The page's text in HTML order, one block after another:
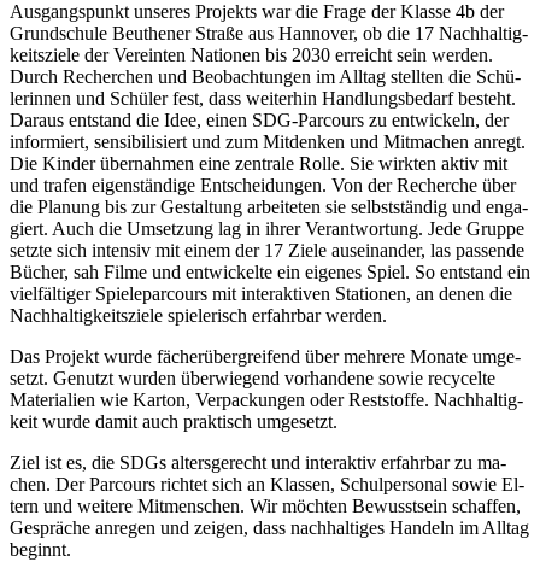
Aus­gangs­punkt un­se­res Pro­jekts war die Fra­ge der Klas­se 4b der
Grund­schu­le Beu­the­ner Stra­ße aus Han­no­ver, ob die 17 Nach­hal­tig­
keits­zie­le der Ver­ein­ten Na­tio­nen bis 2030 er­reicht sein wer­den.
Durch Re­cher­chen und Be­ob­ach­tun­gen im All­tag stell­ten die Schü­
le­rin­nen und Schü­ler fest, dass wei­ter­hin Hand­lungs­be­darf be­steht.
Dar­aus ent­stand die Idee, ei­nen SDG-Par­cours zu ent­wi­ckeln, der
in­for­miert, sen­si­bi­li­siert und zum Mit­den­ken und Mit­ma­chen an­regt.
Die Kin­der über­nah­men eine zen­tra­le Rol­le. Sie wirk­ten ak­tiv mit
und tra­fen ei­gen­stän­di­ge Ent­schei­dun­gen. Von der Re­cher­che über
die Pla­nung bis zur Ge­stal­tung ar­bei­te­ten sie selbst­stän­dig und en­ga­
giert. Auch die Um­set­zung lag in ih­rer Ver­ant­wor­tung. Jede Grup­pe
setz­te sich in­ten­siv mit ei­nem der 17 Zie­le aus­ein­an­der, las pas­sen­de
Bü­cher, sah Fil­me und ent­wi­ckel­te ein ei­ge­nes Spiel. So ent­stand ein
viel­fäl­ti­ger Spie­le­par­cours mit in­ter­ak­ti­ven Sta­tio­nen, an de­nen die
Nach­hal­tig­keits­zie­le spie­le­risch er­fahr­bar wer­den.
Das Pro­jekt wur­de fä­cher­über­grei­fend über meh­re­re Mo­na­te um­ge­
setzt. Ge­nutzt wur­den über­wie­gend vor­han­de­ne so­wie re­cy­cel­te
Ma­te­ria­li­en wie Kar­ton, Ver­pa­ckun­gen oder Rest­stof­fe. Nach­hal­tig­
keit wur­de da­mit auch prak­tisch um­ge­setzt.
Ziel ist es, die SDGs al­ters­ge­recht und in­ter­ak­tiv er­fahr­bar zu ma­
chen. Der Par­cours rich­tet sich an Klas­sen, Schul­per­so­nal so­wie El­
tern und wei­te­re Mit­men­schen. Wir möch­ten Be­wusst­sein schaf­fen,
Ge­sprä­che an­re­gen und zei­gen, dass nach­hal­ti­ges Han­deln im All­tag
be­ginnt.